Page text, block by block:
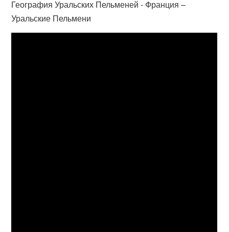
География Уральских Пельменей - Франция –
Уральские Пельмени